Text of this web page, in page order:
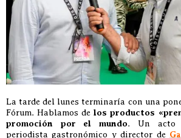
La tarde del lunes terminaría con una
Fórum. Hablamos de los productos
promoción por el mundo. Un acto
periodista gastronómico y director de